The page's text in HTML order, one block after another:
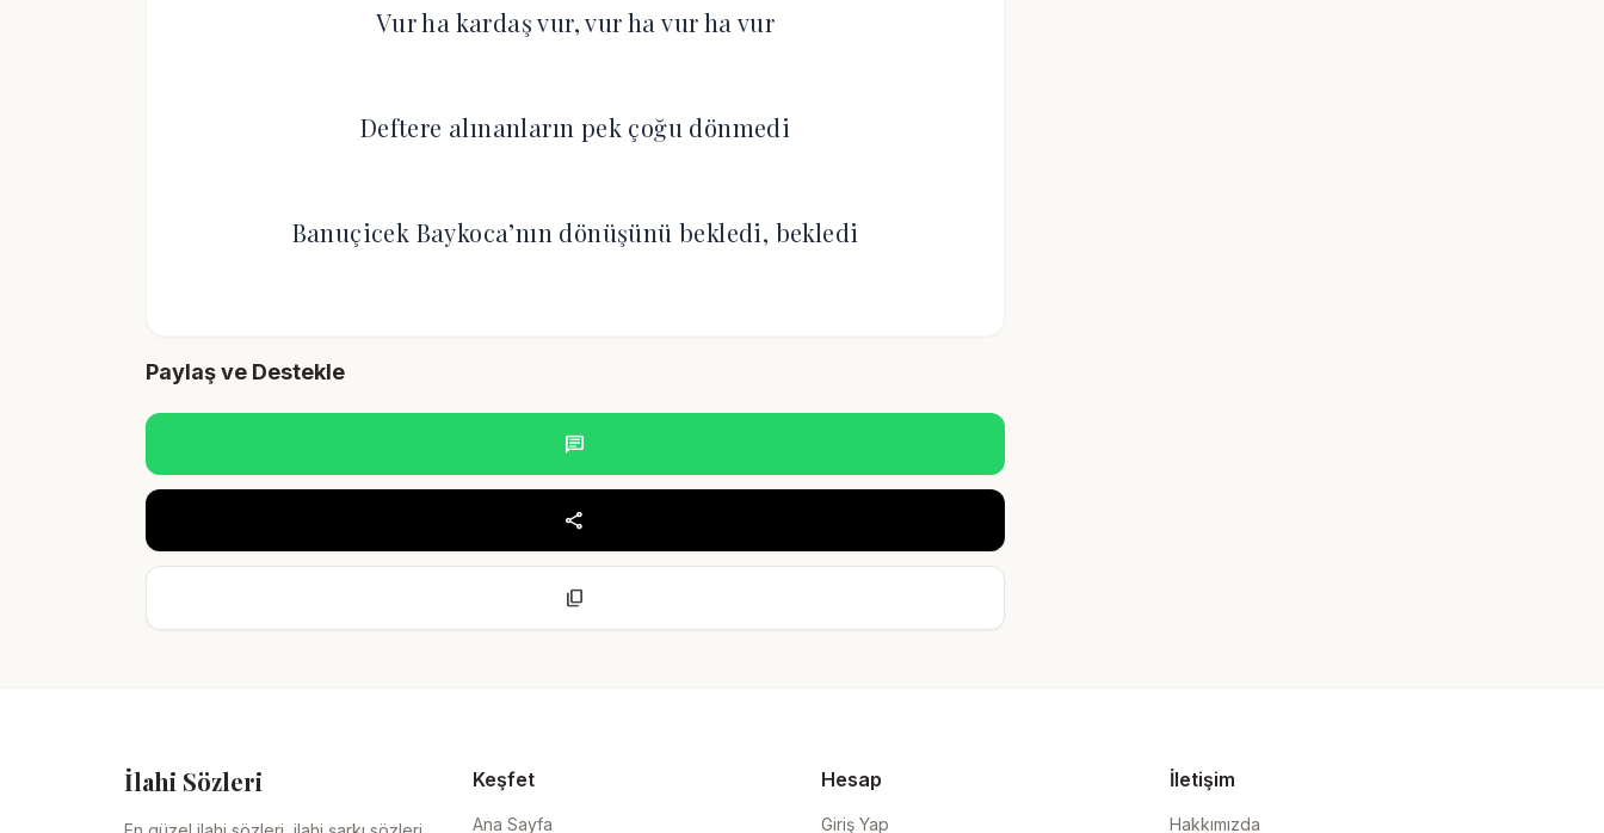
Vur ha kardaş vur, vur ha vur ha vur
Deftere alınanların pek çoğu dönmedi
Banuçicek Baykoca’nın dönüşünü bekledi, bekledi
Paylaş ve Destekle
chat
share
content_copy
İlahi Sözleri Keşfet
Ana Sayfa
Hesap
Giriş Yap
İletişim
Hakkımızda